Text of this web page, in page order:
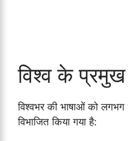
विश्व के प्रमुख
विश्वभर की भाषाओं को लगभग
विभाजित किया गया है: